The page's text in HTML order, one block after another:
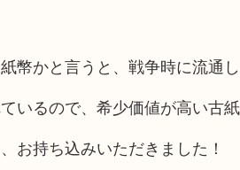
かと言うと、戦争時に流通し
いるので、希少価値が高い古紙
お持ち込みいただきました！